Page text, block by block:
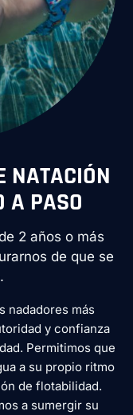
NATACIÓN
A PASO
2 años o más
de que se
nadadores más
y confianza
Permitimos que
a su propio ritmo
de flotabilidad.
a sumergir su